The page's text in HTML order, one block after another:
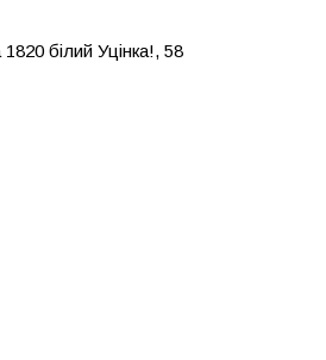
білий Уцінка!, 58